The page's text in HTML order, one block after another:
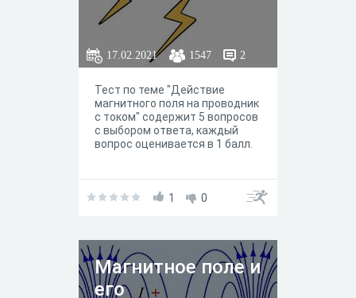
17.02.2021 1547 2
Тест по теме "Действие
магнитного поля на проводник
с током" содержит 5 вопросов
с выбором ответа, каждый
вопрос оценивается в 1 балл.
1 0
Магнитное поле и
его